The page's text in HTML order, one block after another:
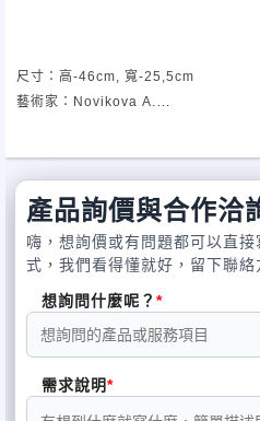
尺寸：高-46cm, 寬-25,5cm
藝術家：Novikova A.
FARFOR純手造瓷器的作品有個共有
一筆一畫純手工勾勒出栩栩如生的藍彩
真實呈現俄羅斯人民強烈而深刻的氣
有一件是一模一樣的。
為此我們想表達對獨特性 (非機器製
造出每件瓷器獨一無二的收藏價值。
產品詢價與合作洽
嗨，想詢價或有問題都可以直
式，我們看得懂就好，留下聯
想詢問什麼呢？
需求說明